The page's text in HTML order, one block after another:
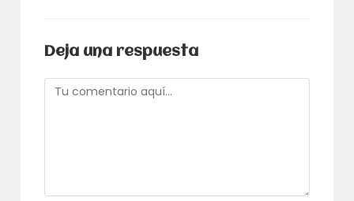
Deja una respuesta
Comentario